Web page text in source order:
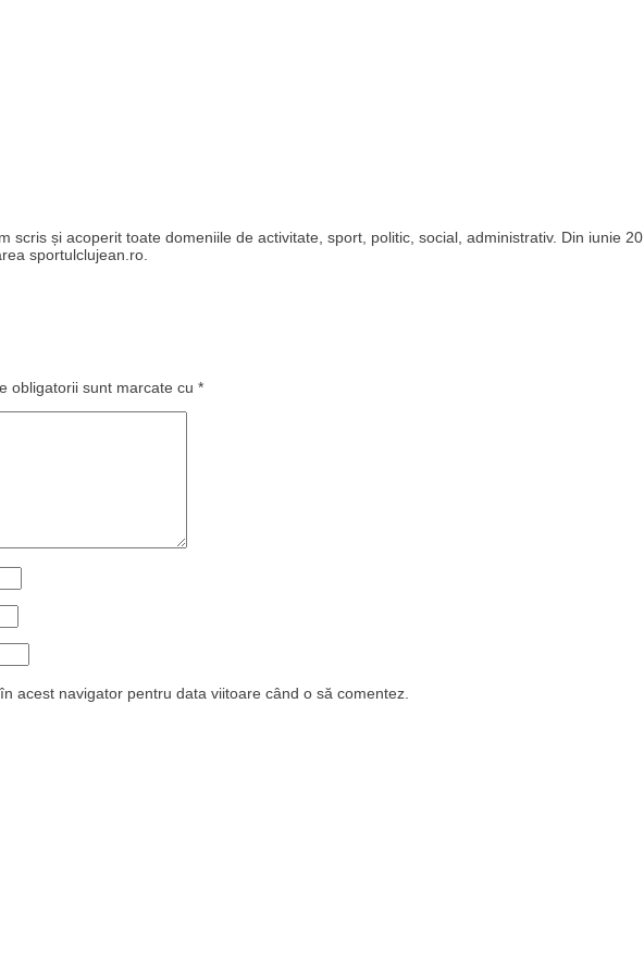
scris și acoperit toate domeniile de activitate, sport, politic, social, administrativ. Din iunie
sportulclujean.ro.
obligatorii sunt marcate cu *
acest navigator pentru data viitoare când o să comentez.